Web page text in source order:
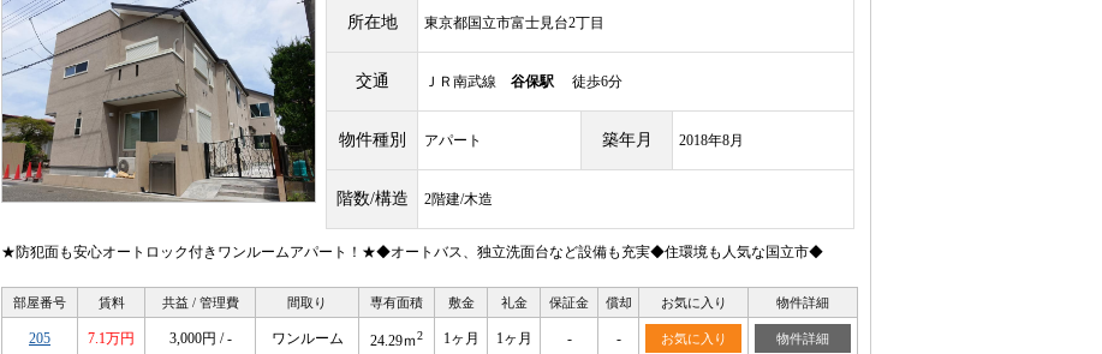
所在地 東京都国立市富士見台2丁目
交通 ＪＲ南武線 谷保駅 徒歩6分
物件種別 アパート 築年月 2018年8月
階数/構造 2階建/木造
★防犯面も安心オートロック付きワンルームアパート！★◆オートバス、独立洗面台など設備も充実◆住環境も人気な国立市◆
部屋番号 賃料 共益 / 管理費 間取り 専有面積 敷金 礼金 保証金 償却 お気に入り 物件詳細
205 7.1万円 3,000円 / - ワンルーム 24.29ｍ2 1ヶ月 1ヶ月 - - お気に入り 物件詳細